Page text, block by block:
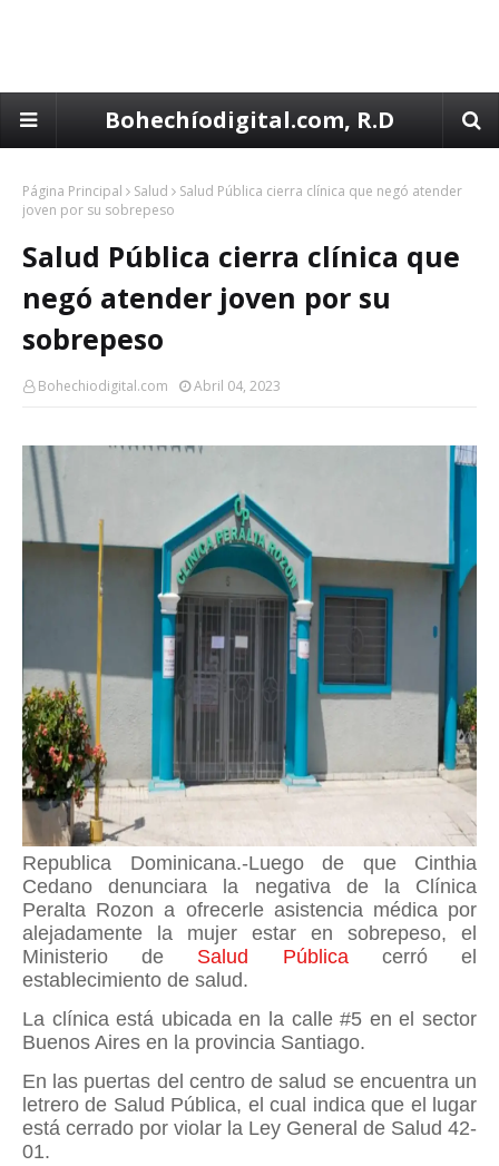
Bohechíodigital.com, R.D
Página Principal Salud
Salud Pública cierra clínica que negó atender
joven por su sobrepeso
Salud Pública cierra clínica que
negó atender joven por su
sobrepeso
Bohechiodigital.com Abril 04, 2023
Republica Dominicana.-Luego de que Cinthia
Cedano denunciara la negativa de la Clínica
Peralta Rozon a ofrecerle asistencia médica por
alejadamente la mujer estar en sobrepeso, el
Ministerio de Salud Públicacerró el
establecimiento de salud.
La clínica está ubicada en la calle #5 en el sector
Buenos Aires en la provincia Santiago.
En las puertas del centro de salud se encuentra un
letrero de Salud Pública, el cual indica que el lugar
está cerrado por violar la Ley General de Salud 42-
01.